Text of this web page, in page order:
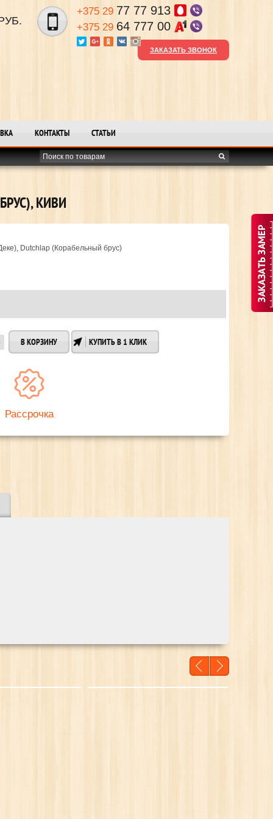
+375 29 77 77 913
+375 29 64 777 00
ЗАКАЗАТЬ ЗВОНОК
КОНТАКТЫ СТАТЬИ
КИВИ
Dutchlap (Корабельный брус)
КУПИТЬ В 1 КЛИК
Рассрочка